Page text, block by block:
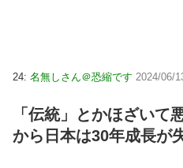
24: 名無しさん＠恐縮です 2024/06/
「伝統」とかほざいて
から日本は30年成長が